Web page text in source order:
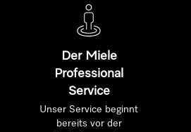
Der Miele
Professional
Service
Unser Service beginnt
bereits vor der